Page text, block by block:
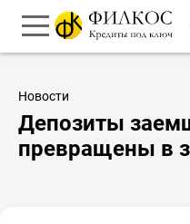
Новости
Депозиты
превращены в